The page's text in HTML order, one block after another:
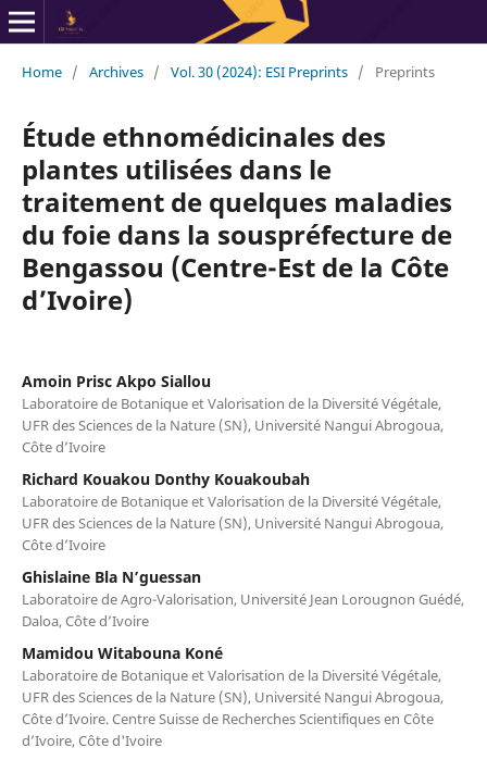
Home / Archives / Vol. 30 (2024): ESI Preprints / Preprints
Étude ethnomédicinales des
plantes utilisées dans le
traitement de quelques maladies
du foie dans la souspréfecture de
Bengassou (Centre-Est de la Côte
d’Ivoire)
Amoin Prisc Akpo Siallou
Laboratoire de Botanique et Valorisation de la Diversité Végétale,
UFR des Sciences de la Nature (SN), Université Nangui Abrogoua,
Côte d’Ivoire
Richard Kouakou Donthy Kouakoubah
Laboratoire de Botanique et Valorisation de la Diversité Végétale,
UFR des Sciences de la Nature (SN), Université Nangui Abrogoua,
Côte d’Ivoire
Ghislaine Bla N’guessan
Laboratoire de Agro-Valorisation, Université Jean Lorougnon Guédé,
Daloa, Côte d’Ivoire
Mamidou Witabouna Koné
Laboratoire de Botanique et Valorisation de la Diversité Végétale,
UFR des Sciences de la Nature (SN), Université Nangui Abrogoua,
Côte d’Ivoire. Centre Suisse de Recherches Scientifiques en Côte
d’Ivoire, Côte d'Ivoire